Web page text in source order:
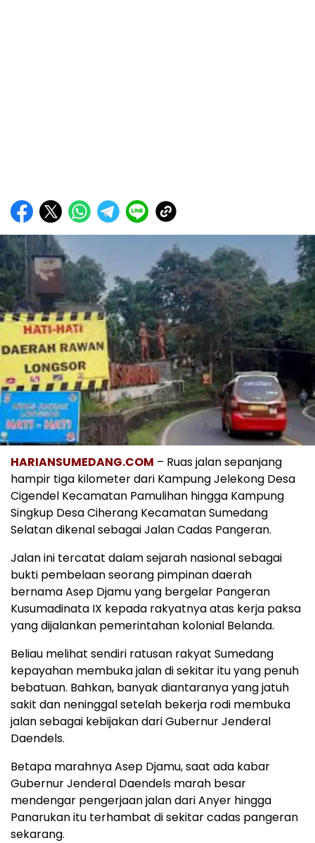
HARIANSUMEDANG.COM – Ruas jalan sepanjang
hampir tiga kilometer dari Kampung Jelekong Desa
Cigendel Kecamatan Pamulihan hingga Kampung
Singkup Desa Ciherang Kecamatan Sumedang
Selatan dikenal sebagai Jalan Cadas Pangeran.
Jalan ini tercatat dalam sejarah nasional sebagai
bukti pembelaan seorang pimpinan daerah
bernama Asep Djamu yang bergelar Pangeran
Kusumadinata IX kepada rakyatnya atas kerja paksa
yang dijalankan pemerintahan kolonial Belanda.
Beliau melihat sendiri ratusan rakyat Sumedang
kepayahan membuka jalan di sekitar itu yang penuh
bebatuan. Bahkan, banyak diantaranya yang jatuh
sakit dan neninggal setelah bekerja rodi membuka
jalan sebagai kebijakan dari Gubernur Jenderal
Daendels.
Betapa marahnya Asep Djamu, saat ada kabar
Gubernur Jenderal Daendels marah besar
mendengar pengerjaan jalan dari Anyer hingga
Panarukan itu terhambat di sekitar cadas pangeran
sekarang.